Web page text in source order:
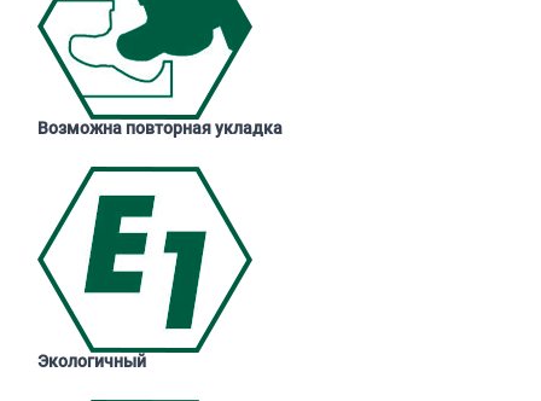
Возможна повторная укладка
Экологичный